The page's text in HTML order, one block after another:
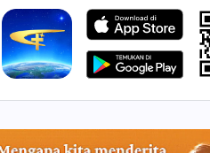
34:38
Kesaksian
Jalan untuk
Topeng